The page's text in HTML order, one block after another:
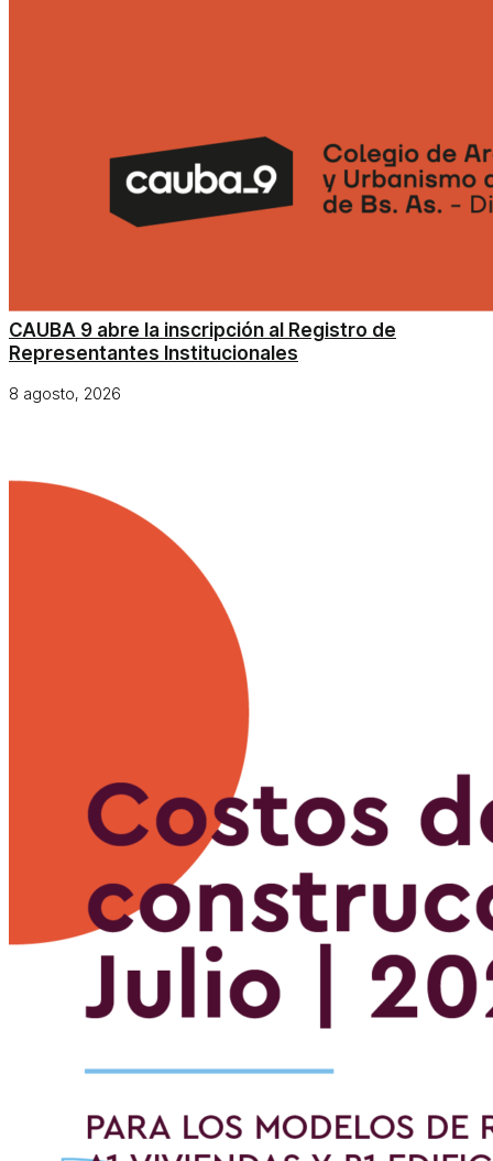
CAUBA 9 abre la inscripción al Registro de
Representantes Institucionales
8 agosto, 2026